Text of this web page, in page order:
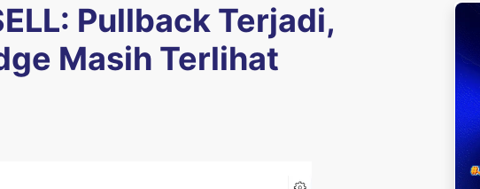
Pullback Terjadi,
Masih Terlihat